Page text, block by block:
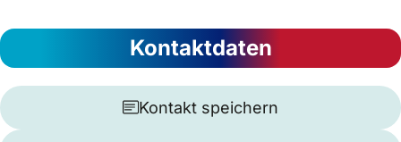
Kontaktdaten
Kontakt speichern